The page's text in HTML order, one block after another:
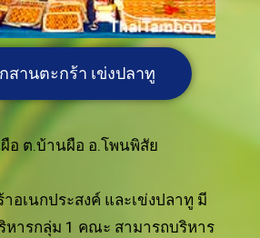
สานตะกร้า เข่งปลาทู
อ ต.บ้านผือ อ.โพนพิสัย
อเนกประสงค์ และเข่งปลาทู มี
หารกลุ่ม 1 คณะ สามารถบริหาร